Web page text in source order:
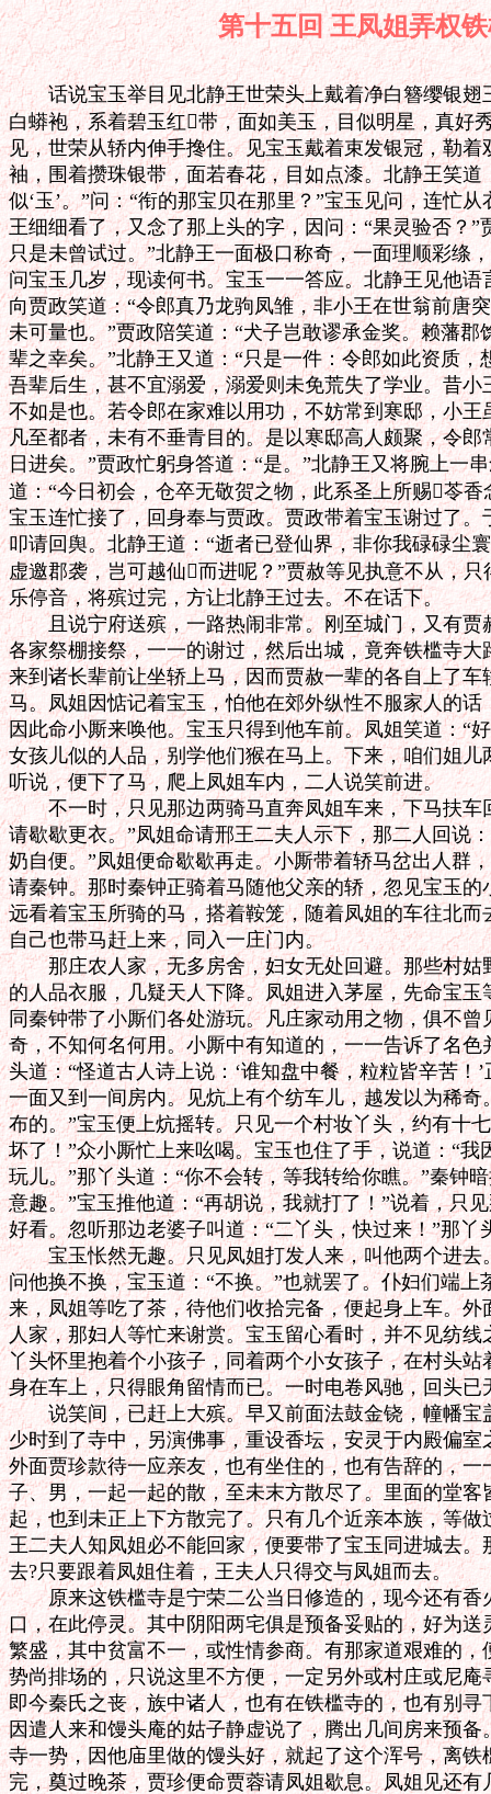
第十五回 王凤姐弄
话说宝玉举目见北静王世荣头上戴着净白簪缨银翅
白蟒袍，系着碧玉红带，面如美玉，目似明星，真好
见，世荣从轿内伸手搀住。见宝玉戴着束发银冠，勒
袖，围着攒珠银带，面若春花，目如点漆。北静王笑道
似‘玉’。”问：“衔的那宝贝在那里？”宝玉见问，连忙
王细细看了，又念了那上头的字，因问：“果灵验否？”
只是未曾试过。”北静王一面极口称奇，一面理顺彩绦
问宝玉几岁，现读何书。宝玉一一答应。北静王见他
向贾政笑道：“令郎真乃龙驹凤雏，非小王在世翁前唐
未可量也。”贾政陪笑道：“犬子岂敢谬承金奖。赖藩郡
辈之幸矣。”北静王又道：“只是一件：令郎如此资质，
吾辈后生，甚不宜溺爱，溺爱则未免荒失了学业。昔
不如是也。若令郎在家难以用功，不妨常到寒邸，小
凡至都者，未有不垂青目的。是以寒邸高人颇聚，令
日进矣。”贾政忙躬身答道：“是。”北静王又将腕上一
道：“今日初会，仓卒无敬贺之物，此系圣上所赐苓
宝玉连忙接了，回身奉与贾政。贾政带着宝玉谢过了
叩请回舆。北静王道：“逝者已登仙界，非你我碌碌尘
虚邀郡袭，岂可越仙而进呢？”贾赦等见执意不从，
乐停音，将殡过完，方让北静王过去。不在话下。
且说宁府送殡，一路热闹非常。刚至城门，又有贾
各家祭棚接祭，一一的谢过，然后出城，竟奔铁槛寺
来到诸长辈前让坐轿上马，因而贾赦一辈的各自上了车
马。凤姐因惦记着宝玉，怕他在郊外纵性不服家人的
因此命小厮来唤他。宝玉只得到他车前。凤姐笑道：“
女孩儿似的人品，别学他们猴在马上。下来，咱们姐儿
听说，便下了马，爬上凤姐车内，二人说笑前进。
不一时，只见那边两骑马直奔凤姐车来，下马扶车
请歇歇更衣。”凤姐命请邢王二夫人示下，那二人回说
奶自便。”凤姐便命歇歇再走。小厮带着轿马岔出人群
请秦钟。那时秦钟正骑着马随他父亲的轿，忽见宝玉
远看着宝玉所骑的马，搭着鞍笼，随着凤姐的车往北
自己也带马赶上来，同入一庄门内。
那庄农人家，无多房舍，妇女无处回避。那些村姑
的人品衣服，几疑天人下降。凤姐进入茅屋，先命宝
同秦钟带了小厮们各处游玩。凡庄家动用之物，俱不
奇，不知何名何用。小厮中有知道的，一一告诉了名
头道：“怪道古人诗上说：‘谁知盘中餐，粒粒皆辛苦！
一面又到一间房内。见炕上有个纺车儿，越发以为稀奇
布的。”宝玉便上炕摇转。只见一个村妆丫头，约有十
坏了！”众小厮忙上来吆喝。宝玉也住了手，说道：“我
玩儿。”那丫头道：“你不会转，等我转给你瞧。”秦钟
意趣。”宝玉推他道：“再胡说，我就打了！”说着，只
好看。忽听那边老婆子叫道：“二丫头，快过来！”那丫
宝玉怅然无趣。只见凤姐打发人来，叫他两个进去
问他换不换，宝玉道：“不换。”也就罢了。仆妇们端上
来，凤姐等吃了茶，待他们收拾完备，便起身上车。
人家，那妇人等忙来谢赏。宝玉留心看时，并不见纺
丫头怀里抱着个小孩子，同着两个小女孩子，在村头
身在车上，只得眼角留情而已。一时电卷风驰，回头已
说笑间，已赶上大殡。早又前面法鼓金铙，幢幡宝
少时到了寺中，另演佛事，重设香坛，安灵于内殿偏
外面贾珍款待一应亲友，也有坐住的，也有告辞的，
子、男，一起一起的散，至未末方散尽了。里面的堂
起，也到未正上下方散完了。只有几个近亲本族，等
王二夫人知凤姐必不能回家，便要带了宝玉同进城去
去?只要跟着凤姐住着，王夫人只得交与凤姐而去。
原来这铁槛寺是宁荣二公当日修造的，现今还有香
口，在此停灵。其中阴阳两宅俱是预备妥贴的，好为
繁盛，其中贫富不一，或性情参商。有那家道艰难的
势尚排场的，只说这里不方便，一定另外或村庄或尼
即今秦氏之丧，族中诸人，也有在铁槛寺的，也有别
因遣人来和馒头庵的姑子静虚说了，腾出几间房来预
寺一势，因他庙里做的馒头好，就起了这个浑号，离
完，奠过晚茶，贾珍便命贾蓉请凤姐歇息。凤姐见还